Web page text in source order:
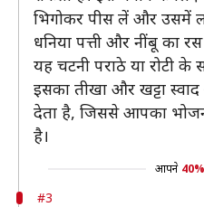
भिगोकर पीस लें और उसमें
धनिया पत्ती और नींबू का रस
यह चटनी पराठे या रोटी
इसका तीखा और खट्टा
देता है, जिससे आपका
है।
आपने 40%
#3